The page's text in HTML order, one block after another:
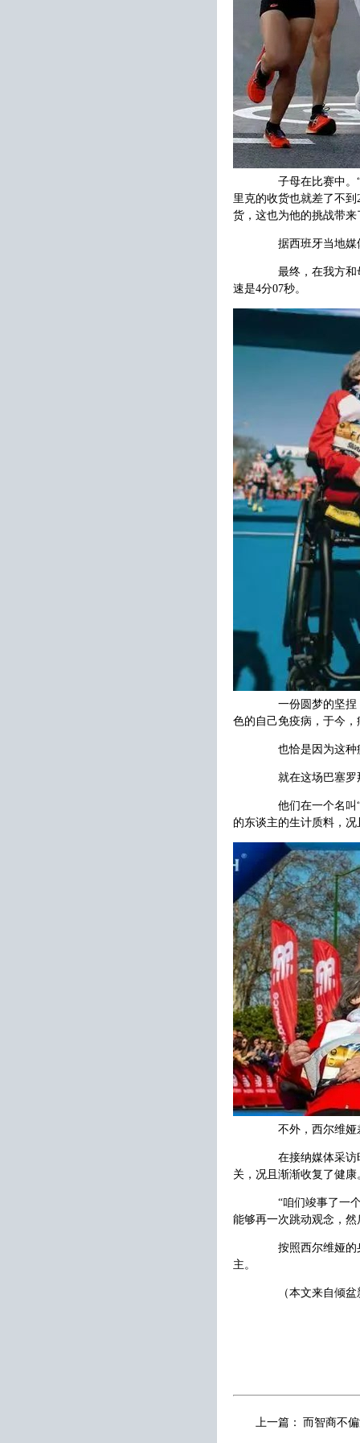
子母在比赛中。“
里克的收货也就差了不
货，这也为他的挑战带
据西班牙当地媒体
最终，在我方和母
速是4分07秒。
一份圆梦的坚捏，
色的自己免疫病，于今
也恰是因为这种疾
就在这场巴塞罗那
他们在一个名叫
的东谈主的生计质料，
不外，西尔维娅差
在接纳媒体采访时
关，况且渐渐收复了健康
“咱们竣事了一个
能够再一次跳动观念，
按照西尔维娅的身
主。
（本文来自倾盆
上一篇： 而智商不